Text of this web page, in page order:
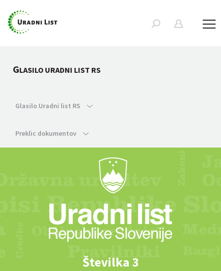
GLASILO URADNI LIST RS
Glasilo Uradni list RS
Preklic dokumentov
Številka 3